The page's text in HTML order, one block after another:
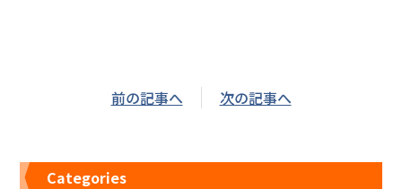
前の記事へ 次の記事へ
Categories